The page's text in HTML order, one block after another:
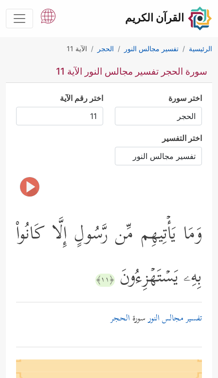
القرآن الكريم
الرئيسية تفسير مجالس النور الحجر الآية 11
سورة الحجر تفسير مجالس النور الآية 11
اختر سورة اختر رقم الآية
اختر التفسير
وَمَا یَأۡتِیهِم مِّن رَّسُولٍ إِلَّا كَانُواْ
بِهِۦ یَسۡتَهۡزِءُونَ ﴿١١﴾
تفسير مجالس النورسورة الحجر